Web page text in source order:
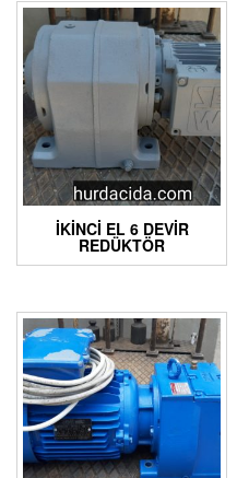
İKINCI EL 6 DEVIR
REDÜKTÖR